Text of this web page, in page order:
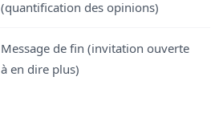
(quantification des opinions)
Message de fin (invitation ouverte
à en dire plus)